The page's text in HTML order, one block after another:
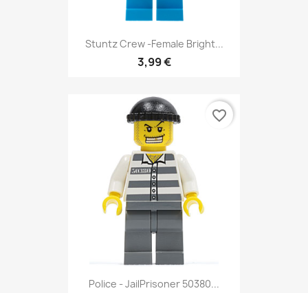
Stuntz Crew -Female Bright...
3,99 €
Police - JailPrisoner 50380...
favorite_border